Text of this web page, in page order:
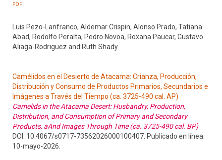
PDF
Luis Pezo-Lanfranco, Aldemar Crispin, Alonso Prado, Tatiana
Abad, Rodolfo Peralta, Pedro Novoa, Roxana Paucar, Gustavo
Aliaga-Rodriguez and Ruth Shady
Camélidos en el Desierto de Atacama: Crianza, Producción,
Distribución y Consumo de Productos Primarios, Secundarios e
Imágenes a Través del Tiempo (ca. 3725-490 cal. AP)
Camelids in the Atacama Desert: Husbandry, Production,
Distribution, and Consumption of Primary and Secondary
Products, aAnd Images Through Time (ca. 3725-490 cal. BP)
DOI: 10.4067/s0717-73562026000100407. Publicado en línea:
10-mayo-2026.